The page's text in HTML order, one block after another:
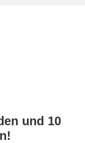
und 10